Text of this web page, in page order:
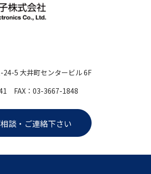
5 大井町センタービル 6F
FAX：03-3667-1848
談・ご連絡下さい